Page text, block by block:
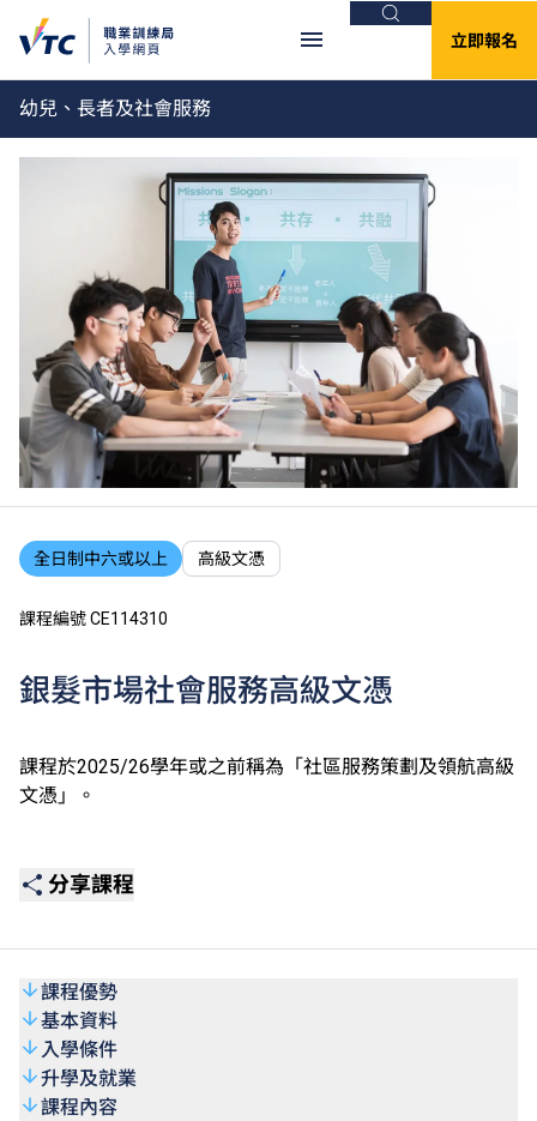
搜尋
立即報名
幼兒、長者及社會服務
全日制中六或以上 高級文憑
課程編號 CE114310
銀髮市場社會服務高級文憑
課程於2025/26學年或之前稱為「社區服務策劃及領航高級
文憑」。
分享課程
課程優勢
基本資料
入學條件
升學及就業
課程內容